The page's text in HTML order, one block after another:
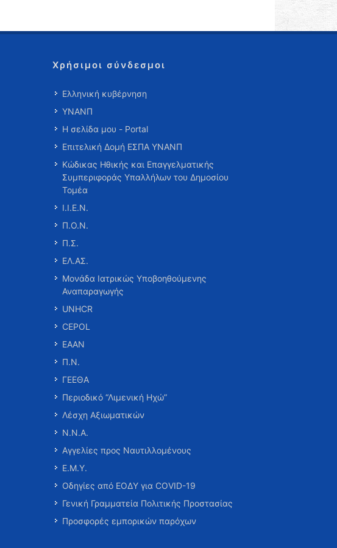
Χρήσιμοι σύνδεσμοι
Ελληνική κυβέρνηση
ΥΝΑΝΠ
Η σελίδα μου - Portal
Επιτελική Δομή ΕΣΠΑ ΥΝΑΝΠ
Κώδικας Ηθικής και Επαγγελματικής
Συμπεριφοράς Υπαλλήλων του Δημοσίου
Τομέα
Ι.Ι.Ε.Ν.
Π.Ο.Ν.
Π.Σ.
ΕΛ.ΑΣ.
Μονάδα Ιατρικώς Υποβοηθούμενης
Αναπαραγωγής
UNHCR
CEPOL
ΕΑΑΝ
Π.Ν.
ΓΕΕΘΑ
Περιοδικό “Λιμενική Ηχώ”
Λέσχη Αξιωματικών
Ν.Ν.Α.
Αγγελίες προς Ναυτιλλομένους
Ε.Μ.Υ.
Οδηγίες από ΕΟΔΥ για COVID-19
Γενική Γραμματεία Πολιτικής Προστασίας
Προσφορές εμπορικών παρόχων